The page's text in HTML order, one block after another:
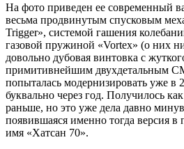
На фото приведен ее современный
весьма продвинутым спусковым
Trigger», системой гашения
газовой пружиной «Vortex» (о них
довольно дубовая винтовка с
примитивнейшим двухдетальным
попыталась модернизировать уже в
буквально через год. Получилось
раньше, но это уже дела давно
появившаяся именно тогда версия в
имя «Хатсан 70».